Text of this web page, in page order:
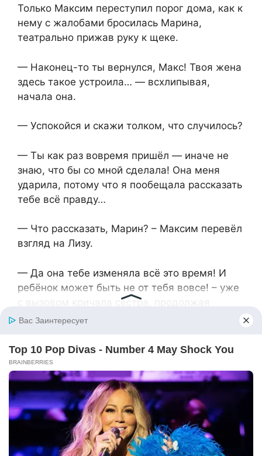
Только Максим переступил порог дома, как к
нему с жалобами бросилась Марина,
театрально прижав руку к щеке.
— Наконец-то ты вернулся, Макс! Твоя жена
здесь такое устроила… — всхлипывая,
начала она.
— Успокойся и скажи толком, что случилось?
— Ты как раз вовремя пришёл — иначе не
знаю, что бы со мной сделала! Она меня
ударила, потому что я пообещала рассказать
тебе всё правду…
— Что рассказать, Марин? – Максим перевёл
взгляд на Лизу.
— Да она тебе изменяла всё это время! И
ребёнок может быть не от тебя вовсе! – уже
с вызовом кричала сестра, продолжая
наговаривать на Лизу.
— У тебя вообще есть совесть? Зачем ты
так? – возмутилась Лиза. – Это же чистой
воды ложь!
— А ты знаешь, где она ночами пропадала?
Видела своими глазами — то один её
провожает, то другой! – добавила Марина.